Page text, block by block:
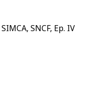
SNCF, Ep. IV